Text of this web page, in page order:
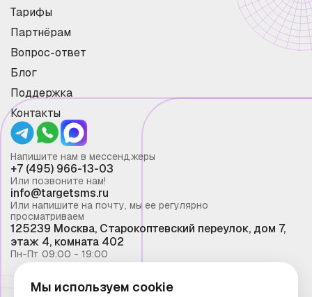
Тарифы
Партнёрам
Вопрос-ответ
Блог
Поддержка
Контакты
Напишите нам в мессенджеры
+7 (495) 966-13-03
Или позвоните нам!
info@targetsms.ru
Или напишите на почту, мы ее регулярно
просматриваем
125239 Москва, Старокоптевский переулок, дом 7,
этаж 4, комната 402
Пн-Пт 09:00 - 19:00
Мы используем cookie